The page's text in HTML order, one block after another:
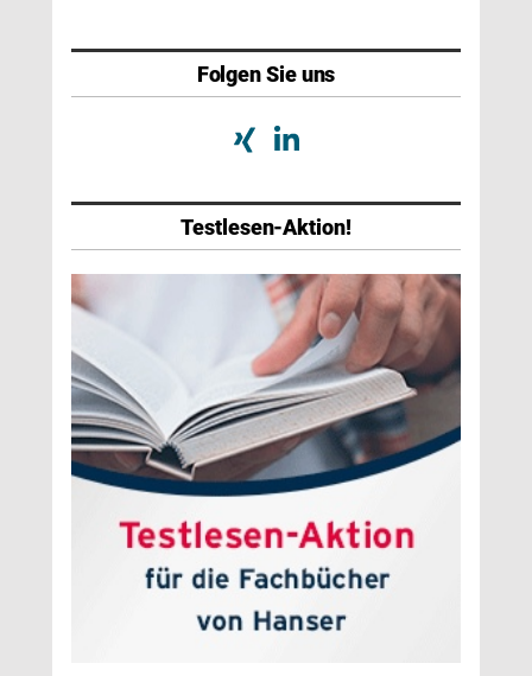
Folgen Sie uns
Testlesen-Aktion!